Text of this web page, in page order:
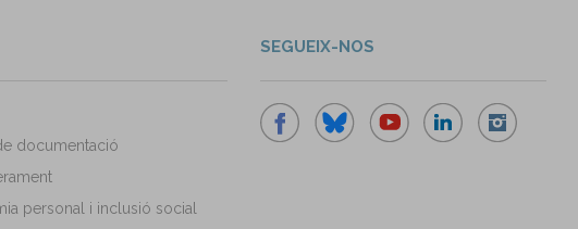
documentació
personal i inclusió social
SEGUEIX-NOS